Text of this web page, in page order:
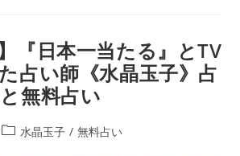
『日本一当たる』とTV
占い師《水晶玉子》占
無料占い
投 水晶玉子 / 無料占い